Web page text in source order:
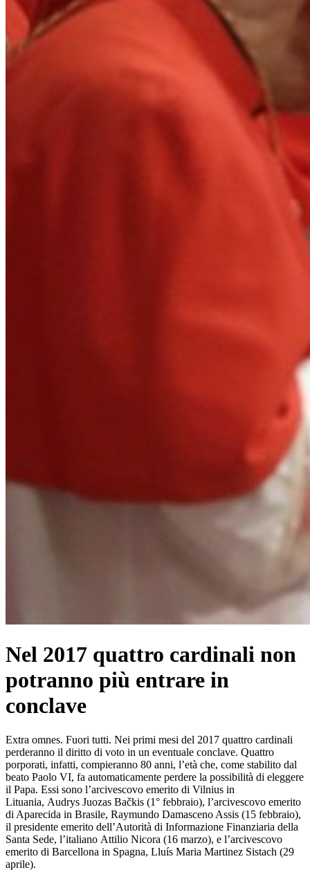
Nel 2017 quattro cardinali non
potranno più entrare in
conclave
Extra omnes. Fuori tutti. Nei primi mesi del 2017 quattro cardinali
perderanno il diritto di voto in un eventuale conclave. Quattro
porporati, infatti, compieranno 80 anni, l’età che, come stabilito dal
beato Paolo VI, fa automaticamente perdere la possibilità di eleggere
il Papa. Essi sono l’arcivescovo emerito di Vilnius in
Lituania, Audrys Juozas Bačkis (1° febbraio), l’arcivescovo emerito
di Aparecida in Brasile, Raymundo Damasceno Assis (15 febbraio),
il presidente emerito dell’Autorità di Informazione Finanziaria della
Santa Sede, l’italiano Attilio Nicora (16 marzo), e l’arcivescovo
emerito di Barcellona in Spagna, Lluís Maria Martinez Sistach (29
aprile).